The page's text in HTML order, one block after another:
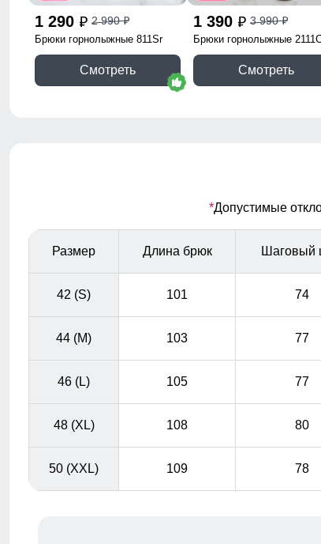
1 290 p 2 990p
Брюки горнолыжные 811Sr
Смотреть
1 390 p 3 990p
Брюки горнолыжные
Смотреть
*Допустимые
Размер Длина брюк Шаговый
42 (S) 101 74
44 (M) 103 77
46 (L) 105 77
48 (XL) 108 80
50 (XXL) 109 78